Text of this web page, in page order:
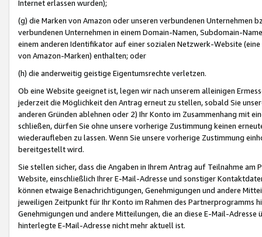
Internet erlassen wurden);
(g) die Marken von Amazon oder unseren verbundenen Unternehmen
verbundenen Unternehmen in einem Domain-Namen, Subdomain-
einem anderen Identifikator auf einer sozialen Netzwerk-Website
von Amazon-Marken) enthalten; oder
(h) die anderweitig geistige Eigentumsrechte verletzen.
Ob eine Website geeignet ist, legen wir nach unserem alleinigen
jederzeit die Möglichkeit den Antrag erneut zu stellen, sobald Sie
anderen Gründen ablehnen oder 2) Ihr Konto im Zusammenhang mit
schließen, dürfen Sie ohne unsere vorherige Zustimmung keinen
wiederaufleben zu lassen. Wenn Sie unsere vorherige Zustimmung
bereitgestellt wird.
Sie stellen sicher, dass die Angaben in Ihrem Antrag auf Teilnahme
Website, einschließlich Ihrer E-Mail-Adresse und sonstiger
können etwaige Benachrichtigungen, Genehmigungen und andere
jeweiligen Zeitpunkt für Ihr Konto im Rahmen des Partnerprogramms
Genehmigungen und andere Mitteilungen, die an diese E-Mail-
hinterlegte E-Mail-Adresse nicht mehr aktuell ist.